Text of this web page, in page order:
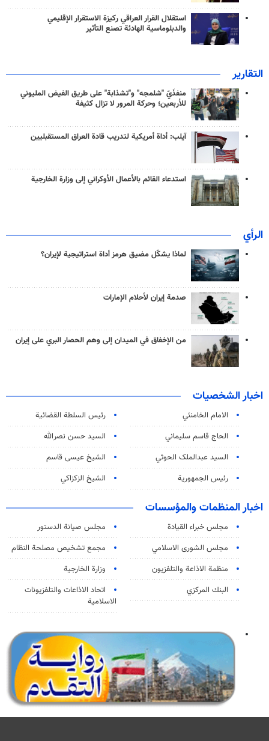
استقلال القرار العراقي ركيزة الاستقرار الإقليمي
والدبلوماسية الهادئة تصنع التأثير
التقارير
منفذَيّ "شلمجه" و"تشذابة" على طريق الفيض المليوني
للأربعين؛ وحركة المرور لا تزال كثيفة
آيلب: أداة أمريكية لتدريب قادة العراق المستقبليين
استدعاء القائم بالأعمال الأوكراني إلى وزارة الخارجية
الرأي
لماذا يشكّل مضيق هرمز أداة استراتيجية لإيران؟
صدمة إيران لأحلام الإمارات
من الإخفاق في الميدان إلى وهم الحصار البري على إيران
اخبار الشخصيات
الامام الخامنئي
رئیس السلطة القضائیة
الحاج قاسم سليماني
السيد حسن نصرالله
السید عبدالملک الحوثي
الشيخ عيسى قاسم
رئيس الجمهورية
الشيخ الزكزاكي
اخبار المنظمات والمؤسسات
مجلس خبراء القيادة
مجلس صيانة الدستور
مجلس الشورى الاسلامي
مجمع تشخيص مصلحة النظام
منظمة الاذاعة والتلفزیون
وزارة الخارجية
البنك المركزي
اتحاد الاذاعات والتلفزيونات
الاسلامية